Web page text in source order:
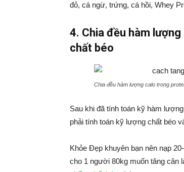
đỏ, cá ngừ, trứng, cá hồi, Whey
4. Chia đều hàm
chất béo
Chia đều hàm lượng calo trong
Sau khi đã tính toán kỹ hàm
phải tính toán kỹ lượng chất béo
Khỏe Đẹp khuyên bạn nên nạp
cho 1 người 80kg muốn tăng cân